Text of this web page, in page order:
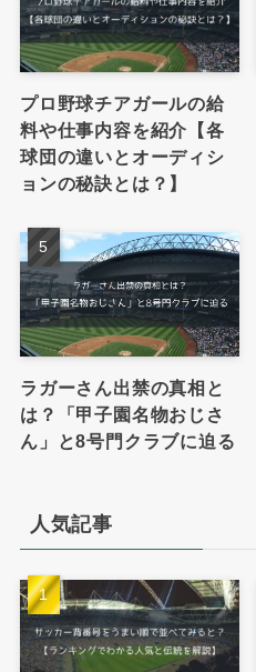
プロ野球チアガールの給
料や仕事内容を紹介【各
球団の違いとオーディシ
ョンの秘訣とは？】
ラガーさん出禁の真相と
は？「甲子園名物おじさ
ん」と8号門クラブに迫る
人気記事